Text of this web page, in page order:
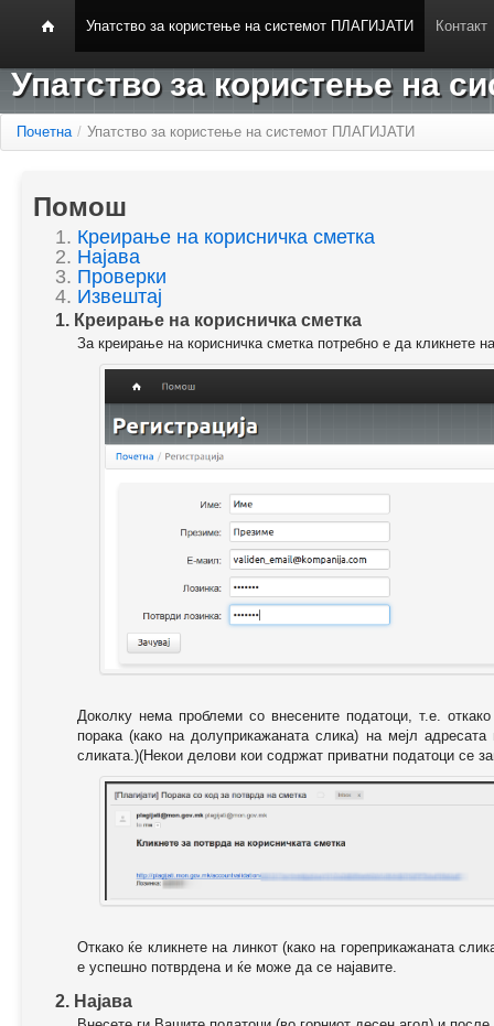
Упатство за користење на системот ПЛАГИЈАТИ Контакт
Упатство за користење на
Почетна / Упатство за користење на системот ПЛАГИЈАТИ
Помош
1. Креирање на корисничка сметка
2. Најава
3. Проверки
4. Извештај
1. Креирање на корисничка сметка
За креирање на корисничка сметка потребно е да кликнете
Доколку нема проблеми со внесените податоци, т.е.
порака (како на долуприкажаната слика) на мејл
сликата.)(Некои делови кои содржат приватни податоци се
Откако ќе кликнете на линкот (како на гореприкажаната
е успешно потврдена и ќе може да се најавите.
2. Најава